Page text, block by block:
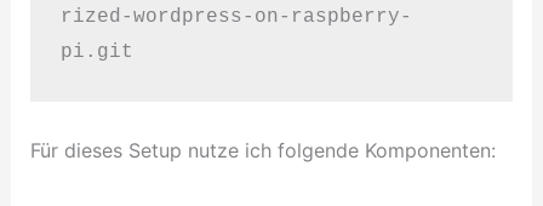
rized-wordpress-on-raspberry-
pi.git
Für dieses Setup nutze ich folgende Komponenten: